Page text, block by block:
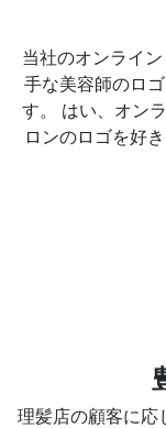
当社のオンライ
手な美容師のロ
す。 はい、オン
ロンのロゴを好
理髪店の顧客に応